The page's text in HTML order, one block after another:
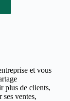
et vous
plus de clients,
ses ventes,